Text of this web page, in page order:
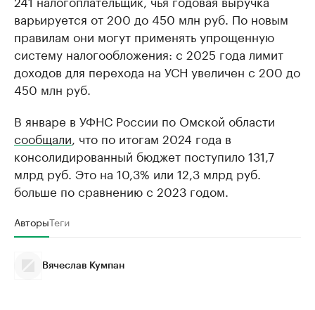
варьируется от 200 до 450 млн руб. По новым
правилам они могут применять упрощенную
систему налогообложения: с 2025 года лимит
доходов для перехода на УСН увеличен с 200 до
450 млн руб.
В январе в УФНС России по Омской области
сообщали, что по итогам 2024 года в
консолидированный бюджет поступило 131,7
млрд руб. Это на 10,3% или 12,3 млрд руб.
больше по сравнению с 2023 годом.
АвторыТеги
Вячеслав Кумпан